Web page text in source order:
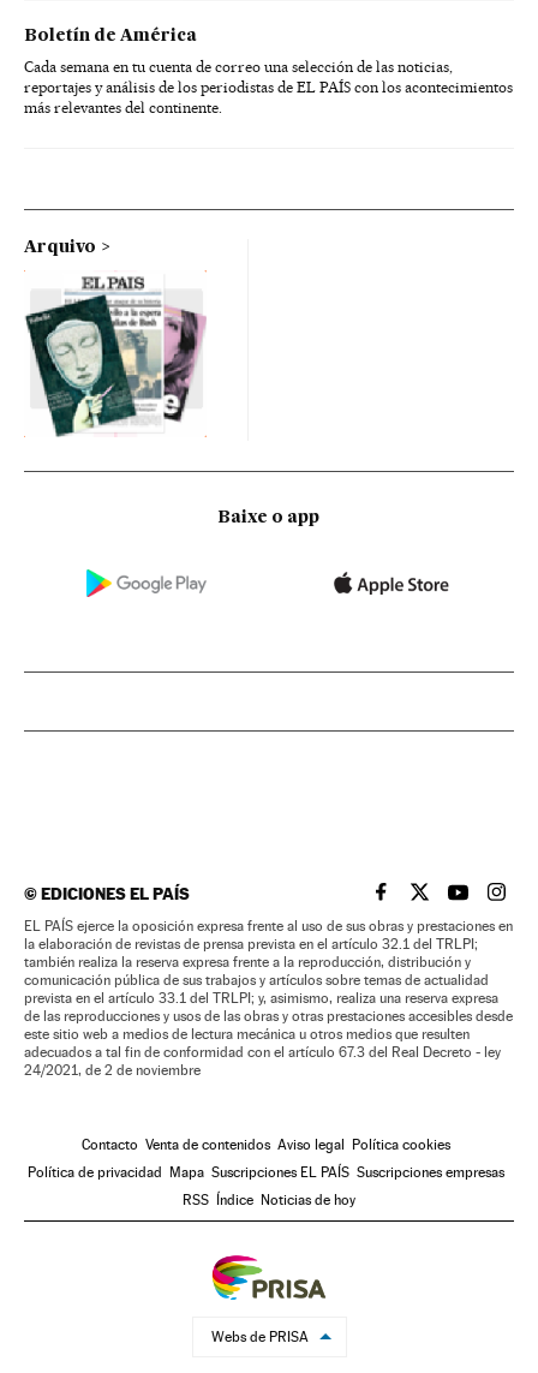
Boletín de América
Cada semana en tu cuenta de correo una selección de las noticias,
reportajes y análisis de los periodistas de EL PAÍS con los acontecimientos
más relevantes del continente.
Arquivo
Baixe o app
©EDICIONES EL PAÍS EL PAÍS BRASIL EN
EL PAÍSEL PAÍS
EL
EL PAÍS ejerce la oposición expresa frente al uso de sus obras y prestaciones en
la elaboración de revistas de prensa prevista en el artículo 32.1 del TRLPI;
también realiza la reserva expresa frente a la reproducción, distribución y
comunicación pública de sus trabajos y artículos sobre temas de actualidad
prevista en el artículo 33.1 del TRLPI; y, asimismo, realiza una reserva expresa
de las reproducciones y usos de las obras y otras prestaciones accesibles desde
este sitio web a medios de lectura mecánica u otros medios que resulten
adecuados a tal fin de conformidad con el artículo 67.3 del Real Decreto - ley
24/2021, de 2 de noviembre
Contacto Venta de contenidos Aviso legal
Política cookies
Política de privacidad
Mapa Suscripciones EL PAÍS Suscripciones empresas
RSS
Índice Noticias de hoy
Webs de PRISA